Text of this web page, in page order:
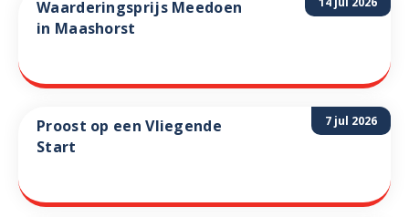
Waarderingsprijs Meedoen
in Maashorst
7 jul 2026
Proost op een Vliegende
Start